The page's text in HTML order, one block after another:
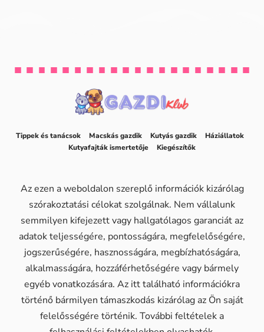
Tippek és tanácsok Macskás gazdik Kutyás gazdik
Háziállatok
Kutyafajták ismertetője
Kiegészítők
Az ezen a weboldalon szereplő információk kizárólag
szórakoztatási célokat szolgálnak. Nem vállalunk
semmilyen kifejezett vagy hallgatólagos garanciát az
adatok teljességére, pontosságára, megfelelőségére,
jogszerűségére, hasznosságára, megbízhatóságára,
alkalmasságára, hozzáférhetőségére vagy bármely
egyéb vonatkozására. Az itt található információkra
történő bármilyen támaszkodás kizárólag az Ön saját
felelősségére történik. További feltételek a